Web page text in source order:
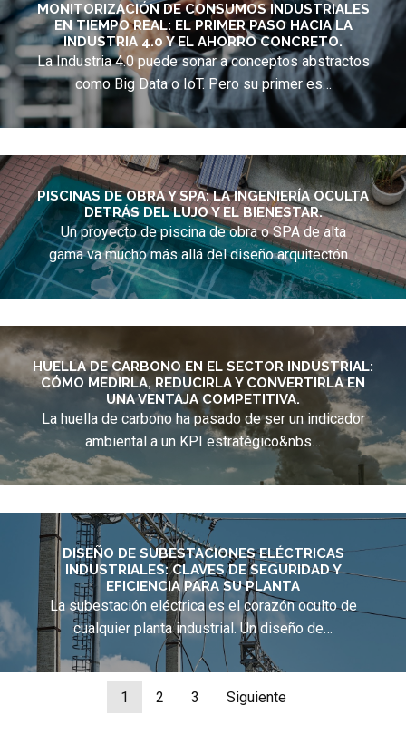
MONITORIZACIÓN DE CONSUMOS INDUSTRIALES
EN TIEMPO REAL: EL PRIMER PASO HACIA LA
INDUSTRIA 4.0 Y EL AHORRO CONCRETO.
La Industria 4.0 puede sonar a conceptos abstractos
como Big Data o IoT. Pero su primer es…
PISCINAS DE OBRA Y SPA: LA INGENIERÍA OCULTA
DETRÁS DEL LUJO Y EL BIENESTAR.
Un proyecto de piscina de obra o SPA de alta
gama va mucho más allá del diseño arquitectón…
HUELLA DE CARBONO EN EL SECTOR INDUSTRIAL:
CÓMO MEDIRLA, REDUCIRLA Y CONVERTIRLA EN
UNA VENTAJA COMPETITIVA.
La huella de carbono ha pasado de ser un indicador
ambiental a un KPI estratégico&nbs…
DISEÑO DE SUBESTACIONES ELÉCTRICAS
INDUSTRIALES: CLAVES DE SEGURIDAD Y
EFICIENCIA PARA SU PLANTA
La subestación eléctrica es el corazón oculto de
cualquier planta industrial. Un diseño de…
1 2 3 Siguiente